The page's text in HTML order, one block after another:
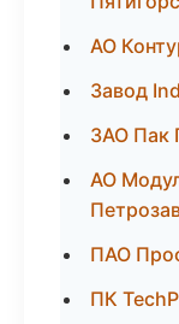
АО
Завод
ЗАО Пак
АО
ПАО
ПК